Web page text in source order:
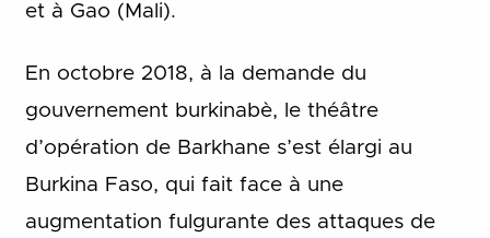
et à Gao (Mali).
En octobre 2018, à la demande du
gouvernement burkinabè, le théâtre
d’opération de Barkhane s’est élargi au
Burkina Faso, qui fait face à une
augmentation fulgurante des attaques de